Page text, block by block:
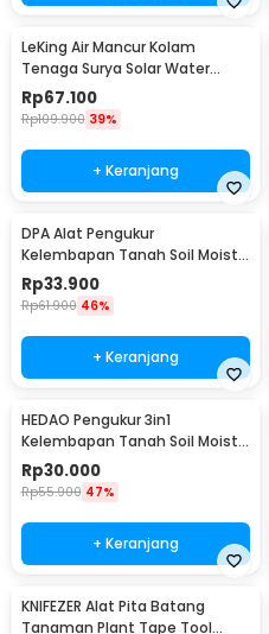
LeKing Air Mancur Kolam
Tenaga Surya Solar Water
Fountain - AS10A
Rp67.100
Rp109.900 39%
+ Keranjang
DPA Alat Pengukur
Kelembapan Tanah Soil Moist
PH Detector Analyzer - DPA301
Rp33.900
Rp61.900 46%
+ Keranjang
HEDAO Pengukur 3in1
Kelembapan Tanah Soil Moist
pH Analyzer - TL00378
Rp30.000
Rp55.900 47%
+ Keranjang
KNIFEZER Alat Pita Batang
Tanaman Plant Tape Tool